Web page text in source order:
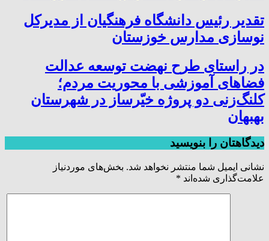
تقدیر رئیس دانشگاه فرهنگیان از مدیرکل
نوسازی مدارس خوزستان
در راستای طرح نهضت توسعه عدالت
فضاهای آموزشی با محوریت مردم؛
کلنگ‌زنی دو پروژه خیّرساز در شهرستان
بهبهان
دیدگاهتان را بنویسید
نشانی ایمیل شما منتشر نخواهد شد. بخش‌های موردنیاز
علامت‌گذاری شده‌اند *